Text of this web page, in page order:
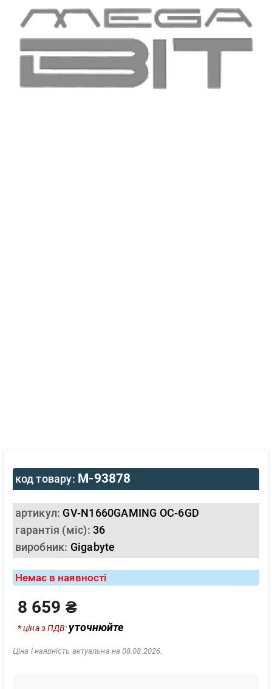
код товару: M-93878
артикул: GV-N1660GAMING OC-6GD
гарантія (міс): 36
виробник: Gigabyte
Немає в наявності
8 659 ₴
* ціна з ПДВ:уточнюйте
Ціна і наявність актуальна на 08.08.2026.